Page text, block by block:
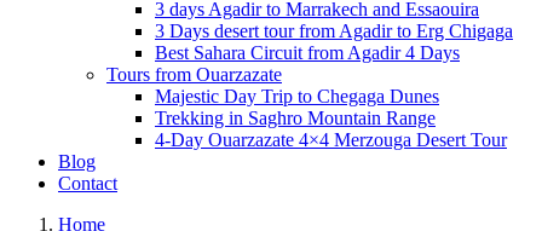
3 days Agadir to Marrakech and Essaouira
3 Days desert tour from Agadir to Erg Chigaga
Best Sahara Circuit from Agadir 4 Days
Tours from Ouarzazate
Majestic Day Trip to Chegaga Dunes
Trekking in Saghro Mountain Range
4-Day Ouarzazate 4×4 Merzouga Desert Tour
Blog
Contact
Home